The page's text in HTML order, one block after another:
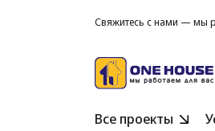
Свяжитесь с нами — мы
Все проекты